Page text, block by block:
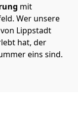
mit
Wer unsere
Lippstadt
hat, der
eins sind.